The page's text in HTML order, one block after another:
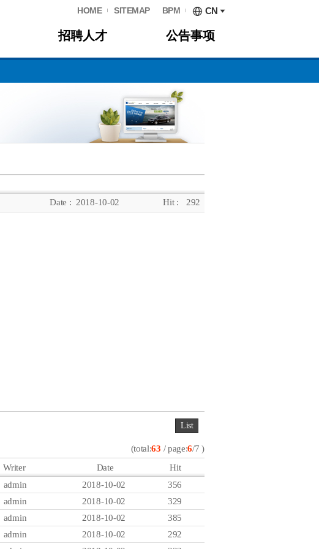
HOME SITEMAP BPM CN
招聘人才 公告事项
Date : 2018-10-02 Hit : 292
List
(total:63 / page:6/7 )
Writer Date
Hit
admin 2018-10-02
356
admin 2018-10-02
329
admin 2018-10-02
385
admin 2018-10-02
292